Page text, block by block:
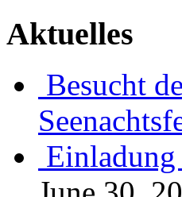
Aktuelles
Besucht